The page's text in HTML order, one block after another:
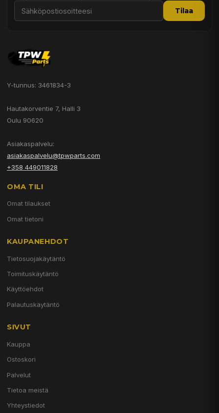
Tilaa
Y-tunnus: 3461834-3
Hautakorventie 7, Halli 3
Oulu 90620
Asiakaspalvelu:
asiakaspalvelu@tpwparts.com
+358 449011828
OMA TILI
Omat tilaukset
Omat tietoni
KAUPANEHDOT
Tietosuojakäytäntö
Toimituskäytäntö
Käyttöehdot
Palautuskäytäntö
SIVUT
Kauppa
Ostoskori
Palvelut
Tietoa meistä
Yhteystiedot